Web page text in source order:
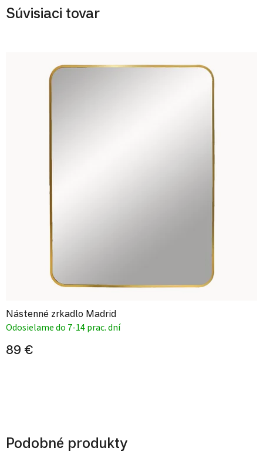
Súvisiaci tovar
Nástenné zrkadlo Madrid
Odosielame do 7-14 prac. dní
89 €
Podobné produkty